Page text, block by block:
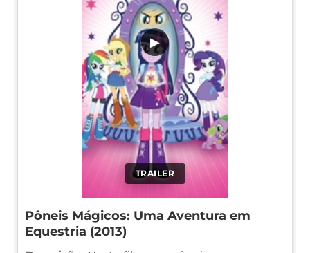
TRAILER
▶
Pôneis Mágicos: Uma Aventura em
Equestria (2013)